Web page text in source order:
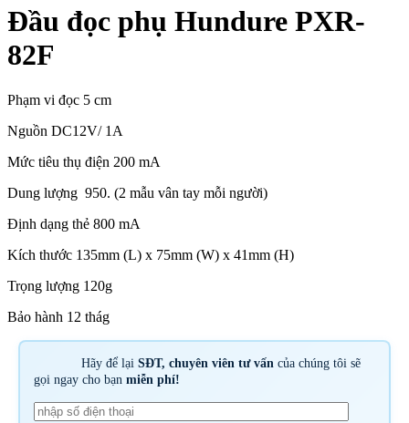
Đầu đọc phụ Hundure PXR-
82F
Phạm vi đọc 5 cm
Nguồn DC12V/ 1A
Mức tiêu thụ điện 200 mA
Dung lượng 950. (2 mẫu vân tay mỗi người)
Định dạng thẻ 800 mA
Kích thước 135mm (L) x 75mm (W) x 41mm (H)
Trọng lượng 120g
Bảo hành 12 thág
Hãy để lạiSĐT, chuyên viên tư vấncủa chúng tôi sẽ
gọi ngay cho bạn miễn phí!